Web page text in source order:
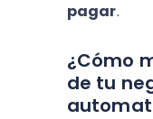
pagar.
¿Cómo
de tu